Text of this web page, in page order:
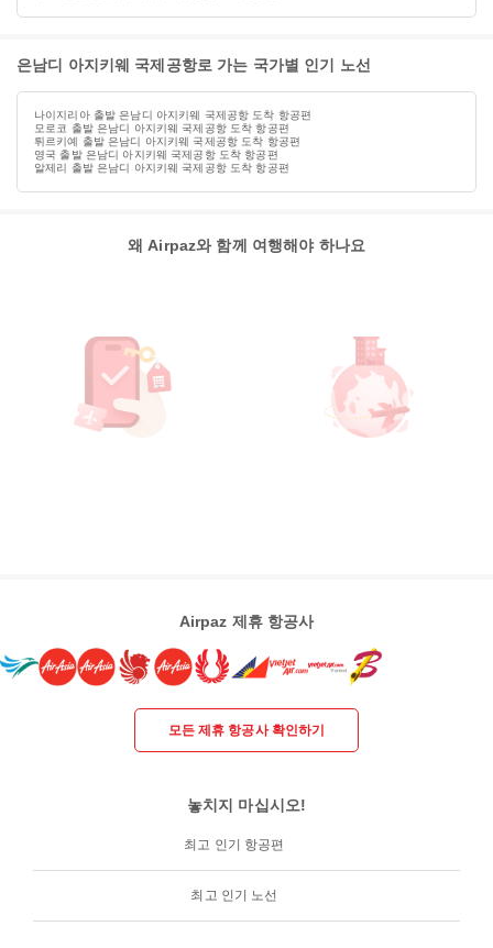
은남디 아지키웨 국제공항로 가는 국가별 인기 노선
나이지리아 출발 은남디 아지키웨 국제공항 도착 항공편
모로코 출발 은남디 아지키웨 국제공항 도착 항공편
튀르키예 출발 은남디 아지키웨 국제공항 도착 항공편
영국 출발 은남디 아지키웨 국제공항 도착 항공편
알제리 출발 은남디 아지키웨 국제공항 도착 항공편
왜 Airpaz와 함께 여행해야 하나요
Airpaz 제휴 항공사
모든 제휴 항공사 확인하기
놓치지 마십시오!
최고 인기 항공편
최고 인기 노선